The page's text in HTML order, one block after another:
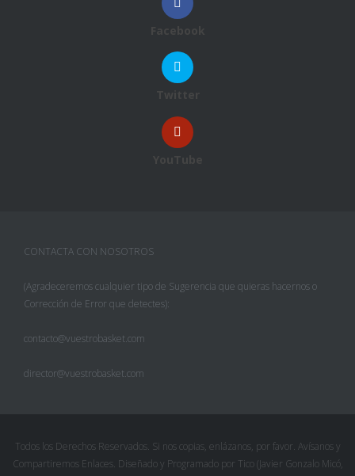
Facebook
Twitter
YouTube
CONTACTA CON NOSOTROS
(Agradeceremos cualquier tipo de Sugerencia que quieras hacernos o
Corrección de Error que detectes):
contacto@vuestrobasket.com
director@vuestrobasket.com
Todos los Derechos Reservados. Si nos copias, enlázanos, por favor. Avísanos y
Compartiremos Enlaces. Diseñado y Programado por Tico (Javier Gonzalo Micó,